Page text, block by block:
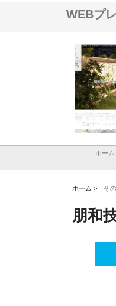
WEBプ
と名古屋で
間
ホーム
ホーム > そ
朋和